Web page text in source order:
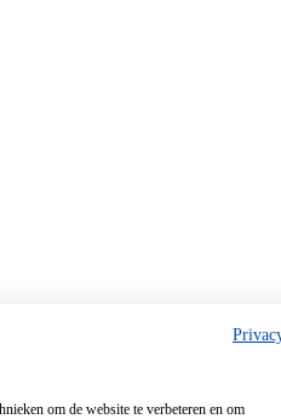
om de website te verbeteren en om